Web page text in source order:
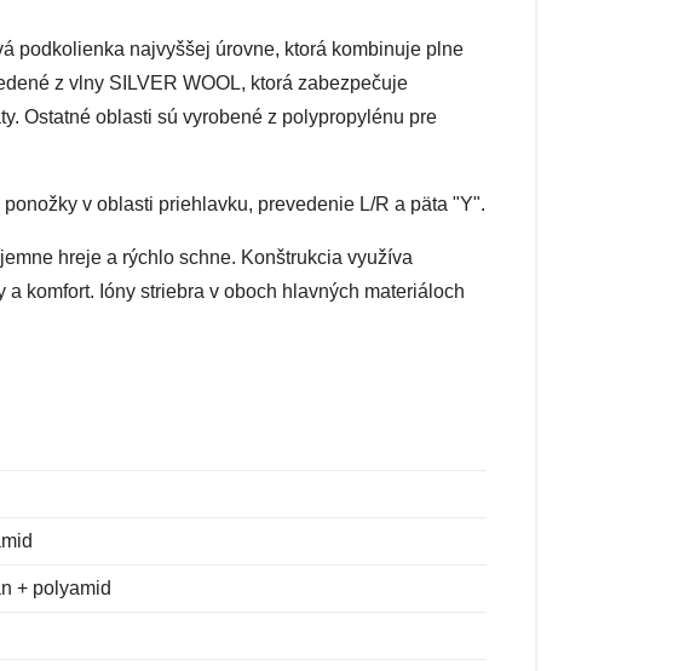
podkolienka najvyššej úrovne, ktorá kombinuje plne
z vlny SILVER WOOL, ktorá zabezpečuje
Ostatné oblasti sú vyrobené z polypropylénu pre
v oblasti priehlavku, prevedenie L/R a päta "Y".
hreje a rýchlo schne. Konštrukcia využíva
komfort. Ióny striebra v oboch hlavných materiáloch
+ polyamid